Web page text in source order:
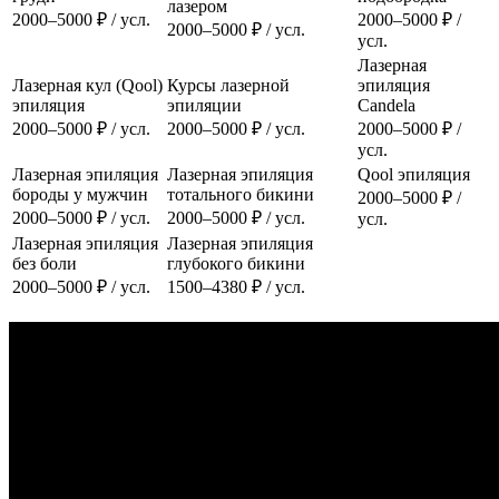
2000–5000 ₽ / усл.
лазером
2000–5000 ₽ / усл.
2000–5000 ₽ /
усл.
Лазерная кул (Qool)
эпиляция
2000–5000 ₽ / усл.
Курсы лазерной
эпиляции
2000–5000 ₽ / усл.
Лазерная
эпиляция
Candela
2000–5000 ₽ /
усл.
Лазерная эпиляция
бороды у мужчин
2000–5000 ₽ / усл.
Лазерная эпиляция
тотального бикини
2000–5000 ₽ / усл.
Qool эпиляция
2000–5000 ₽ /
усл.
Лазерная эпиляция
без боли
2000–5000 ₽ / усл.
Лазерная эпиляция
глубокого бикини
1500–4380 ₽ / усл.